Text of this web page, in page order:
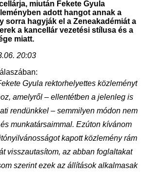
miután Fekete Gyula
adott hangot annak a
sorra hagyják el a Zeneakadémiát a
a kancellár vezetési stílusa és a
miatt.
20:03
Gyula rektorhelyettes közleményt
amelyről – ellentétben a jelenleg is
rendünkkel – semmilyen módon nem
munkatársaimmal. Ezúton kívánom
kapott közlemény rám
visszautasítom, az abban foglaltakat
szerint ezek az állítások alkalmasak